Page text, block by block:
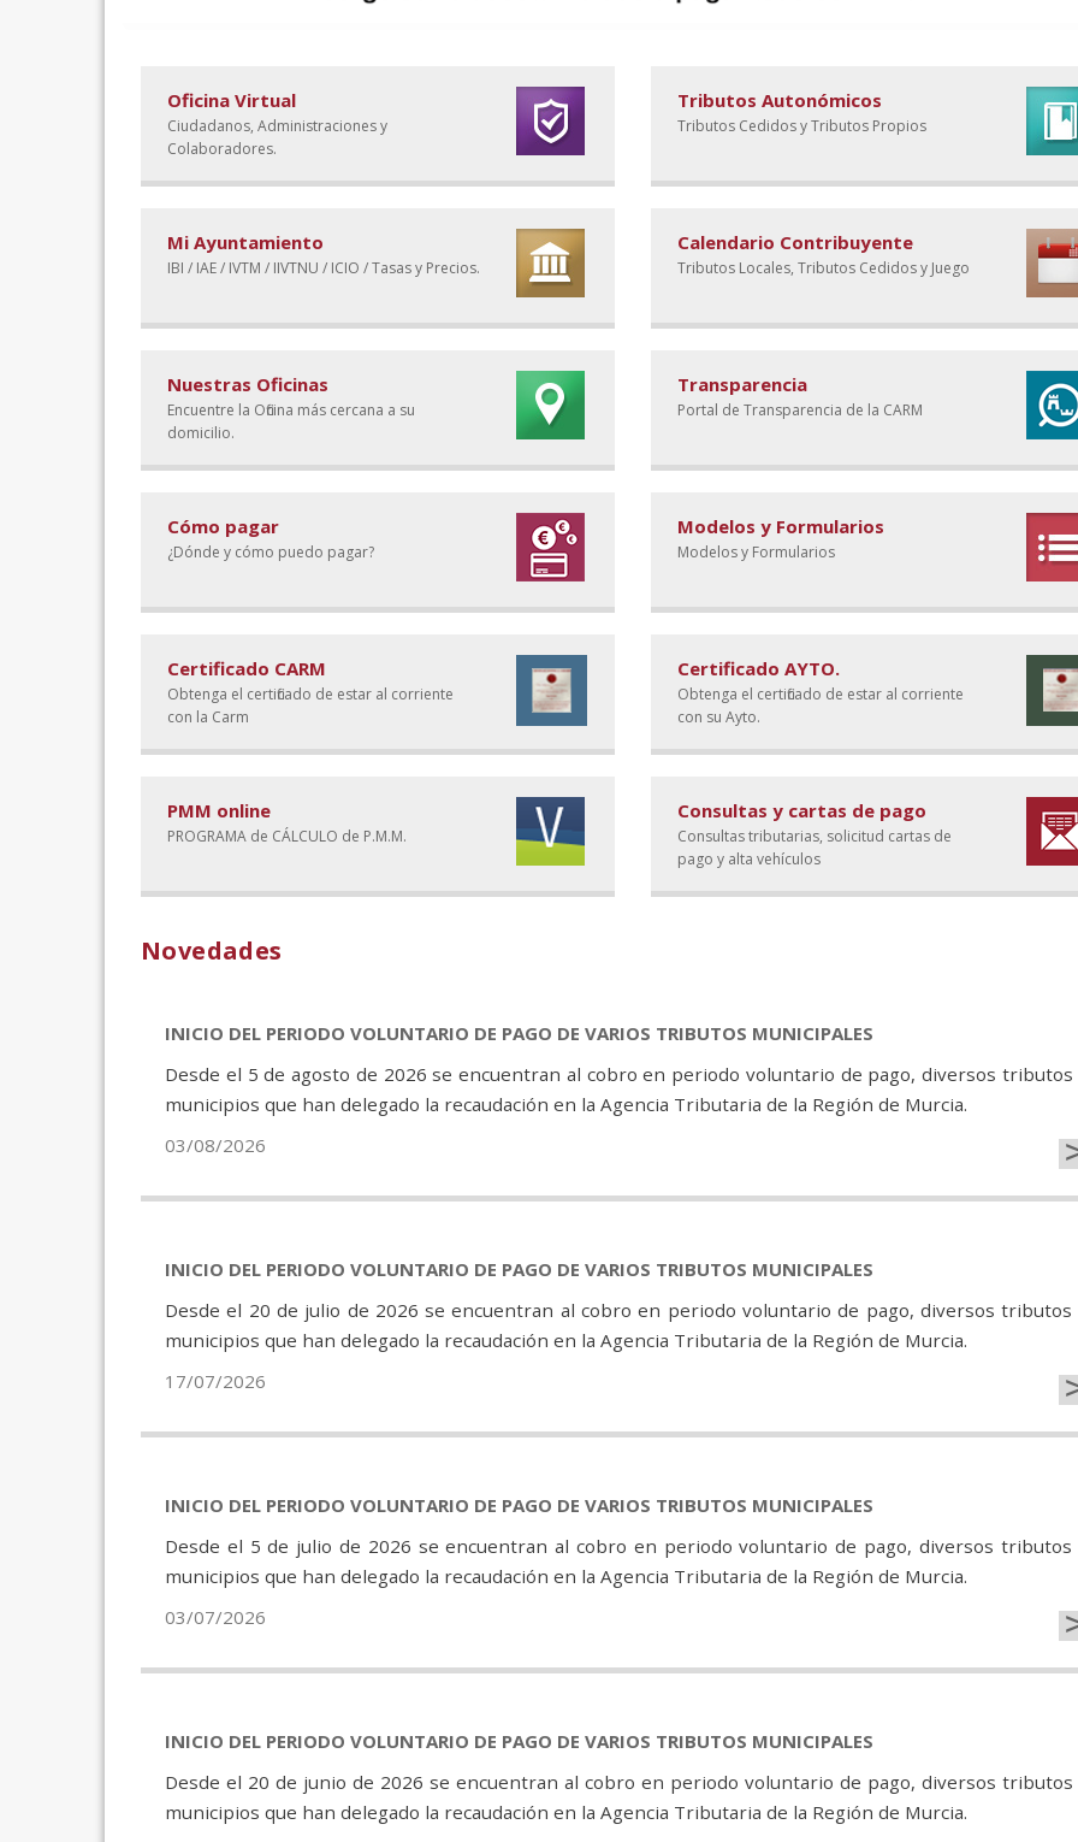
Oficina Virtual
Ciudadanos, Administraciones y
Colaboradores.
Tributos Autonómicos
Tributos Cedidos y Tributos Propios
Mi Ayuntamiento
IBI / IAE / IVTM / IIVTNU / ICIO / Tasas y Precios.
Calendario Contribuyente
Tributos Locales, Tributos Cedidos y Juego
Nuestras Oficinas
Encuentre la Oficina más cercana a su
domicilio.
Transparencia
Portal de Transparencia de la CARM
Cómo pagar
¿Dónde y cómo puedo pagar?
Modelos y Formularios
Modelos y Formularios
Certificado CARM
Obtenga el certificado de estar al corriente
con la Carm
Certificado AYTO.
Obtenga el certificado de estar al corriente
con su Ayto.
PMM online
PROGRAMA de CÁLCULO de P.M.M.
Consultas y cartas de pago
Consultas tributarias, solicitud cartas de
pago y alta vehículos
Novedades
INICIO DEL PERIODO VOLUNTARIO DE PAGO DE VARIOS TRIBUTOS MUNICIPALES
Desde el 5 de agosto de 2026 se encuentran al cobro en periodo voluntario de pago, diversos tributos
municipios que han delegado la recaudación en la Agencia Tributaria de la Región de Murcia.
03/08/2026
INICIO DEL PERIODO VOLUNTARIO DE PAGO DE VARIOS TRIBUTOS MUNICIPALES
Desde el 20 de julio de 2026 se encuentran al cobro en periodo voluntario de pago, diversos tributos
municipios que han delegado la recaudación en la Agencia Tributaria de la Región de Murcia.
17/07/2026
INICIO DEL PERIODO VOLUNTARIO DE PAGO DE VARIOS TRIBUTOS MUNICIPALES
Desde el 5 de julio de 2026 se encuentran al cobro en periodo voluntario de pago, diversos tributos
municipios que han delegado la recaudación en la Agencia Tributaria de la Región de Murcia.
03/07/2026
INICIO DEL PERIODO VOLUNTARIO DE PAGO DE VARIOS TRIBUTOS MUNICIPALES
Desde el 20 de junio de 2026 se encuentran al cobro en periodo voluntario de pago, diversos tributos
municipios que han delegado la recaudación en la Agencia Tributaria de la Región de Murcia.